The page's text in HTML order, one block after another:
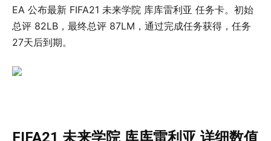
EA 公布最新 FIFA21 未来学院 库库雷利亚 任务卡。初始
总评 82LB，最终总评 87LM，通过完成任务获得，任务
27天后到期。
FIFA21 未来学院 库库雷利亚 详细数值